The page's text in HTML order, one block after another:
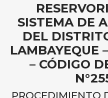
SISTEMA DE
DEL
LAMBAYEQUE
– CÓDIGO
PROCEDIMIENTO